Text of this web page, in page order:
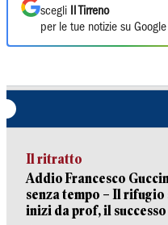
scegli
Il Tirreno
per le tue notizie su Google
Il ritratto
Addio Francesco
senza tempo – Il
inizi da prof, il